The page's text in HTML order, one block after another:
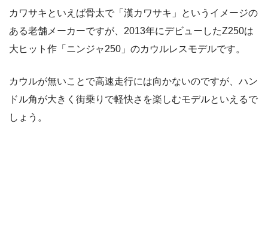
カワサキといえば骨太で「漢カワサキ」というイメージの
ある老舗メーカーですが、2013年にデビューしたZ250は
大ヒット作「ニンジャ250」のカウルレスモデルです。
カウルが無いことで高速走行には向かないのですが、ハン
ドル角が大きく街乗りで軽快さを楽しむモデルといえるで
しょう。